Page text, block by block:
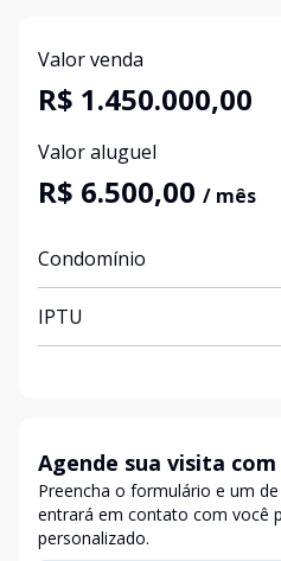
Valor venda
R$ 1.450.000,00
Valor aluguel
R$ 6.500,00 / mês
Condomínio
IPTU
Agende sua visita
Preencha o formulário e um
entrará em contato com você
personalizado.